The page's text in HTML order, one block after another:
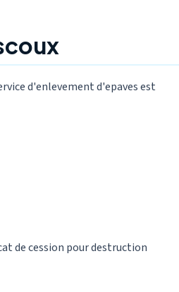
d'enlevement d'epaves est
de cession pour destruction